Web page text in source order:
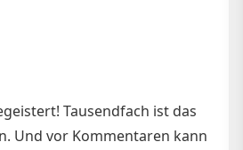
Tausendfach ist das
Und vor Kommentaren kann